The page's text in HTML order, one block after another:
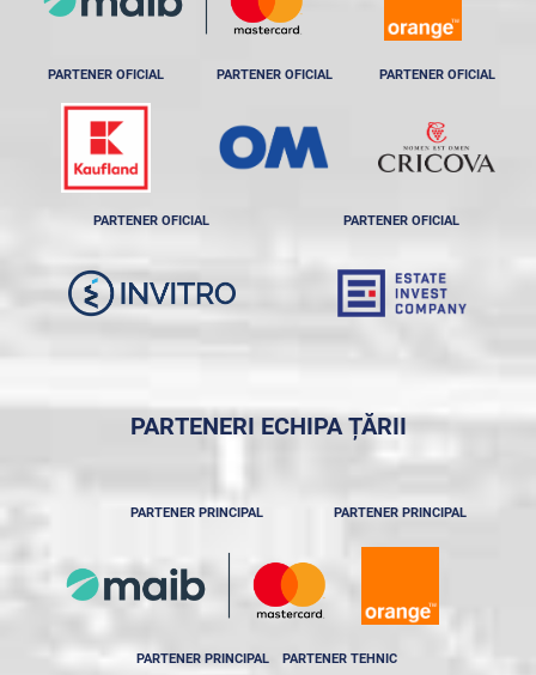
PARTENER OFICIAL PARTENER OFICIAL PARTENER OFICIAL
PARTENER OFICIAL PARTENER OFICIAL
PARTENERI ECHIPA ȚĂRII
PARTENER PRINCIPAL PARTENER PRINCIPAL
PARTENER PRINCIPAL PARTENER TEHNIC